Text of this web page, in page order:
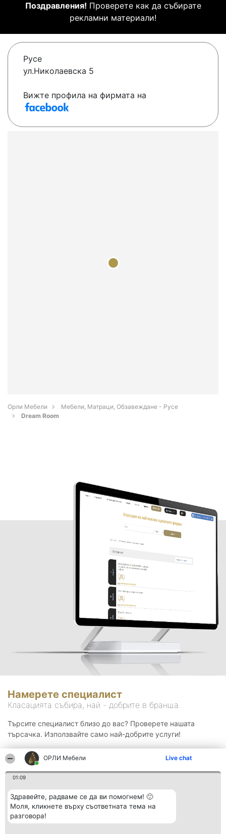
ОРЛИ Мебели Live chat
01:09
Здравейте, радваме се да ви помогнем! 🙂
Моля, кликнете върху съответната тема на
разговора!
Поздравления! Проверете как да събирате
рекламни материали!
Русе
ул.Николаевска 5
Вижте профила на фирмата на
Орли Мебели
Мебели, Матраци, Обзавеждане - Русе
Dream Room
Намерете специалист
Класацията събира, най - добрите в бранша.
Търсите специалист близо до вас? Проверете нашата
търсачка. Използвайте само най-добрите услуги!